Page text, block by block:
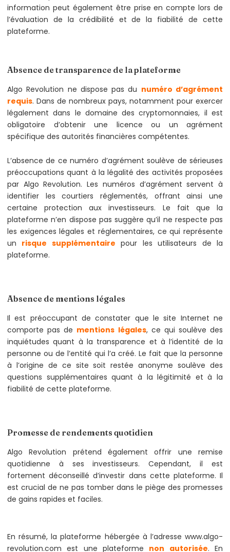
information peut également être prise en compte lors de
l’évaluation de la crédibilité et de la fiabilité de cette
plateforme.
Absence de transparence de la plateforme
Algo Revolution ne dispose pas du numéro d’agrément
requis. Dans de nombreux pays, notamment pour exercer
légalement dans le domaine des cryptomonnaies, il est
obligatoire d’obtenir une licence ou un agrément
spécifique des autorités financières compétentes.
L’absence de ce numéro d’agrément soulève de sérieuses
préoccupations quant à la légalité des activités proposées
par Algo Revolution. Les numéros d’agrément servent à
identifier les courtiers réglementés, offrant ainsi une
certaine protection aux investisseurs. Le fait que la
plateforme n’en dispose pas suggère qu’il ne respecte pas
les exigences légales et réglementaires, ce qui représente
un risque supplémentaire pour les utilisateurs de la
plateforme.
Absence de mentions légales
Il est préoccupant de constater que le site Internet ne
comporte pas de mentions légales, ce qui soulève des
inquiétudes quant à la transparence et à l’identité de la
personne ou de l’entité qui l’a créé. Le fait que la personne
à l’origine de ce site soit restée anonyme soulève des
questions supplémentaires quant à la légitimité et à la
fiabilité de cette plateforme.
Promesse de rendements quotidien
Algo Revolution prétend également offrir une remise
quotidienne à ses investisseurs. Cependant, il est
fortement déconseillé d’investir dans cette plateforme. Il
est crucial de ne pas tomber dans le piège des promesses
de gains rapides et faciles.
En résumé, la plateforme hébergée à l’adresse www.algo-
revolution.com est une plateforme non autorisée. En